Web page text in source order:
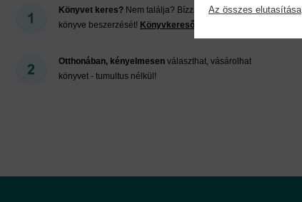
Könyvet keres? Nem találja? Bízza ránk kedvenc
könyve beszerzését! Könyvkereső-szolgálat
Otthonában, kényelmesen választhat, vásárolhat
könyvet - tumultus nélkül!
Az összes elutasítása